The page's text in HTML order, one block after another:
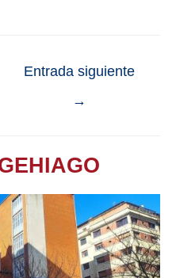
Entrada siguiente
→